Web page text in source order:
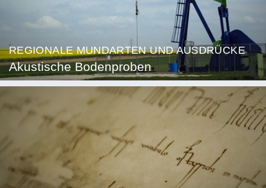
REGIONALE MUNDARTEN UND AUSDRÜCKE
Akustische Bodenproben